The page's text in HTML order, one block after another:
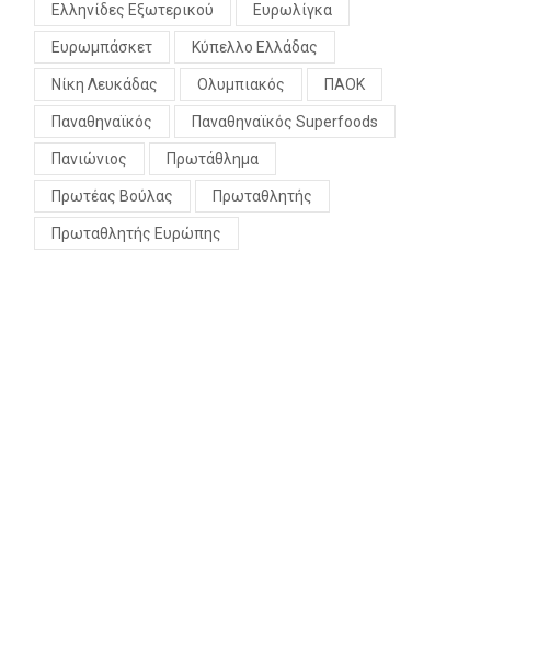
Ελληνίδες Εξωτερικού Ευρωλίγκα
Ευρωμπάσκετ Κύπελλο Ελλάδας
Νίκη Λευκάδας Ολυμπιακός ΠΑΟΚ
Παναθηναϊκός Παναθηναϊκός Superfoods
Πανιώνιος Πρωτάθλημα
Πρωτέας Βούλας Πρωταθλητής
Πρωταθλητής Ευρώπης